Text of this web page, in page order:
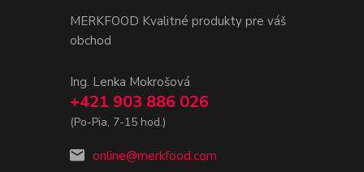
MERKFOOD Kvalitné produkty pre váš
obchod
Ing. Lenka Mokrošová
+421 903 886 026
(Po-Pia, 7-15 hod.)
online@merkfood.com